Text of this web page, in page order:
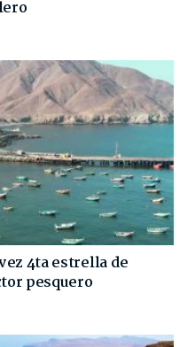
4ta estrella de
pesquero